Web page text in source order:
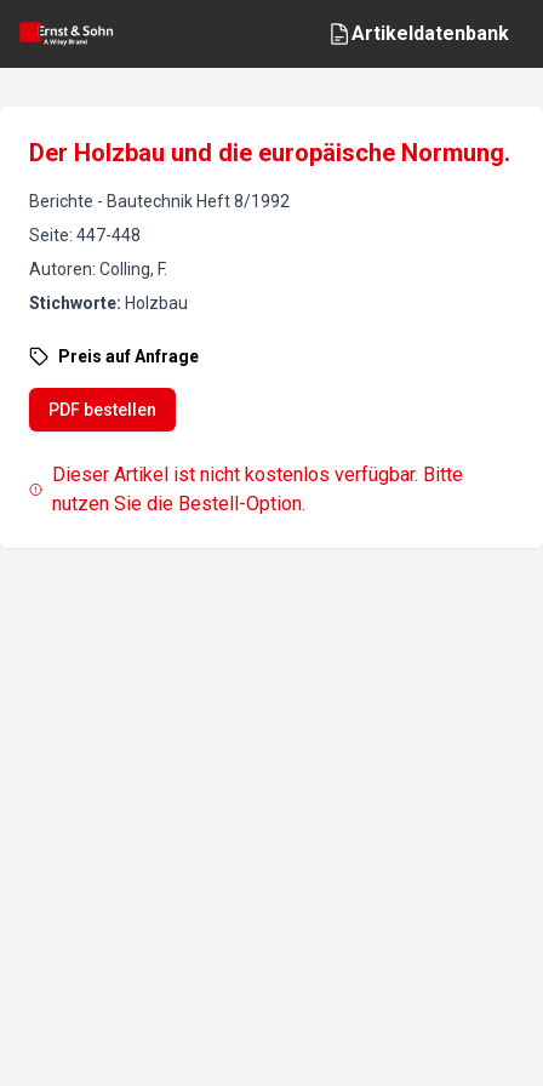
Artikeldatenbank
Der Holzbau und die europäische Normung.
Berichte - Bautechnik Heft8/1992
Seite: 447-448
Autoren: Colling, F.
Stichworte: Holzbau
Preis auf Anfrage
PDF bestellen
Dieser Artikel ist nicht kostenlos verfügbar. Bitte
nutzen Sie die Bestell-Option.